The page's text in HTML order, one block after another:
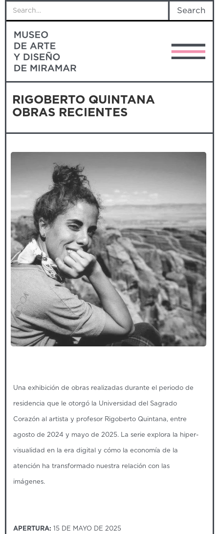
RIGOBERTO QUINTANA
OBRAS RECIENTES
Una exhibición de obras realizadas durante el periodo de
residencia que le otorgó la Universidad del Sagrado
Corazón al artista y profesor Rigoberto Quintana, entre
agosto de 2024 y mayo de 2025. La serie explora la hiper-
visualidad en la era digital y cómo la economía de la
atención ha transformado nuestra relación con las
imágenes.
APERTURA: 15 DE MAYO DE 2025